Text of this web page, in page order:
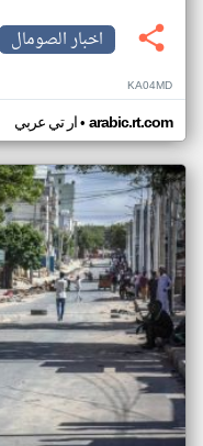
اخبار الصومال
KA04MD
ار تي عربي• arabic.rt.com